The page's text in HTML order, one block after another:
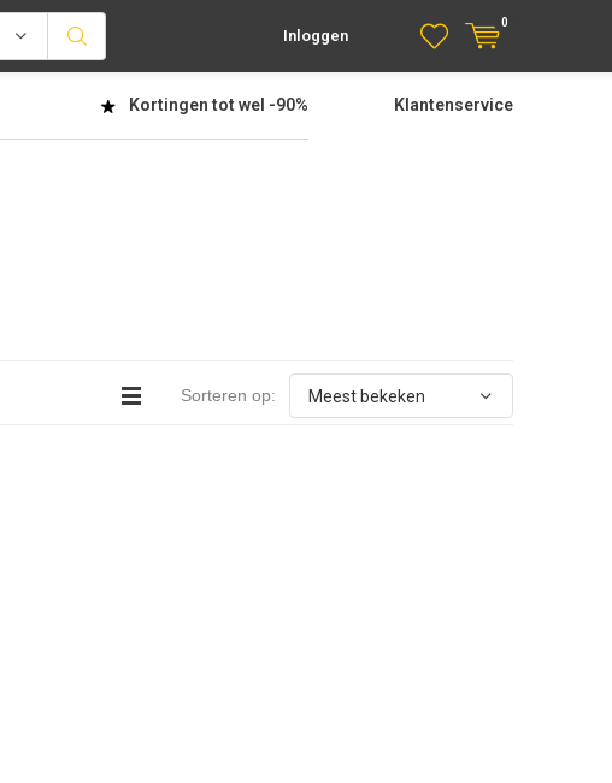
Inloggen
0
Kortingen tot wel -90% Klantenservice
Sorteren op: